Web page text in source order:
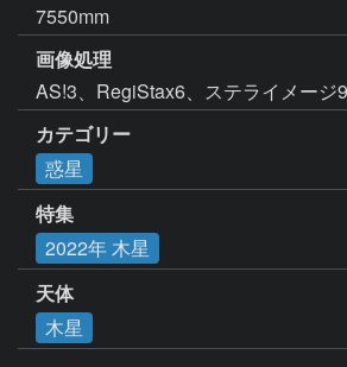
7550mm
画像処理
AS!3、RegiStax6、ステライメージ9
カテゴリー
惑星
特集
2022年 木星
天体
木星